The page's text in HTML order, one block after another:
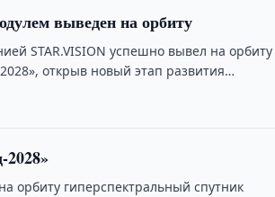
выведен на орбиту
STAR.VISION успешно вывел на орбиту
открыв новый этап развития
орбиту гиперспектральный спутник